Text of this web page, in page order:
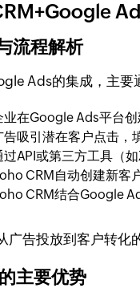
流程解析
Ads的集成，主要
在Google Ads平台
吸引潜在客户点击，
API或第三方工具（
CRM自动创建新客
CRM结合Google
广告投放到客户转化
主要优势